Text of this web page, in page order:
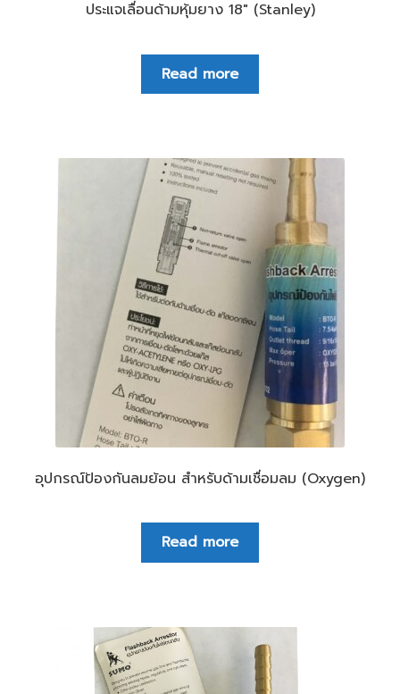
ประแจเลื่อนด้ามหุ้มยาง 18″ (Stanley)
Read more
อุปกรณ์ป้องกันลมย้อน สำหรับด้ามเชื่อมลม (Oxygen)
Read more